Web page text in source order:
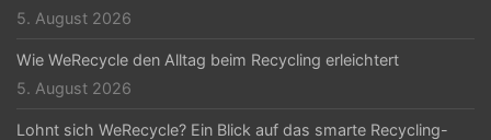
5. August 2026
Wie WeRecycle den Alltag beim Recycling erleichtert
5. August 2026
Lohnt sich WeRecycle? Ein Blick auf das smarte Recycling-